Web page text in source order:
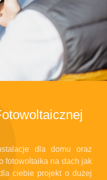
dla domu oraz
fotowoltaika na dach jak
ciebie projekt o dużej